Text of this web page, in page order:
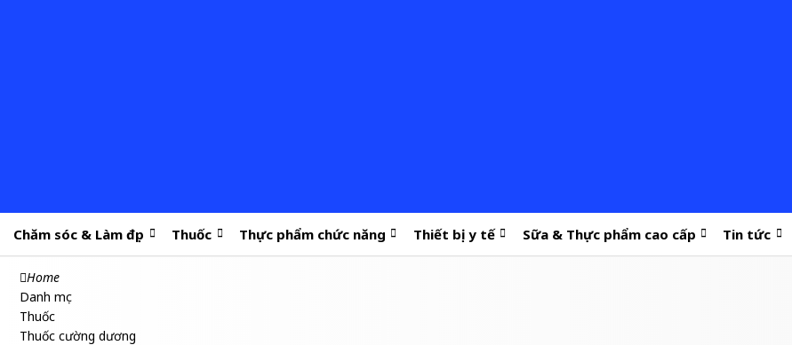
Chăm sóc & Làm đẹp Thuốc Thực phẩm chức năng Thiết bị y tế Sữa & Thực phẩm cao cấp Tin tức
Home
Danh mục
Thuốc
Thuốc cường dương